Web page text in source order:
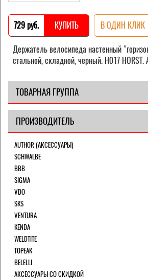
729 pуб. КУПИТЬ В ОДИН КЛИК
Держатель велосипеда настенный
стальной, складной, черный. H017 HORST.
ТОВАРНАЯ ГРУППА
ПРОИЗВОДИТЕЛЬ
AUTHOR (АКСЕССУАРЫ)
SCHWALBE
BBB
SIGMA
VDO
SKS
VENTURA
KENDA
WELDTITE
TOPEAK
BELELLI
АКСЕССУАРЫ СО СКИДКОЙ